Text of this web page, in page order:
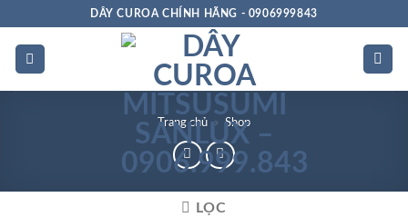
dung
DÂY CUROA CHÍNH HÃNG - 0906999843
Trang chủ » Shop
LỌC